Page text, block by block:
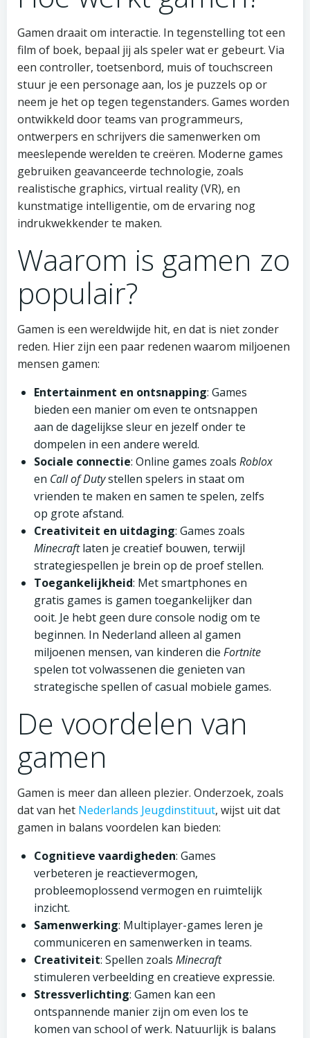
Gamen draait om interactie. In tegenstelling tot een
film of boek, bepaal jij als speler wat er gebeurt. Via
een controller, toetsenbord, muis of touchscreen
stuur je een personage aan, los je puzzels op or
neem je het op tegen tegenstanders. Games worden
ontwikkeld door teams van programmeurs,
ontwerpers en schrijvers die samenwerken om
meeslepende werelden te creëren. Moderne games
gebruiken geavanceerde technologie, zoals
realistische graphics, virtual reality (VR), en
kunstmatige intelligentie, om de ervaring nog
indrukwekkender te maken.
Waarom is gamen zo
populair?
Gamen is een wereldwijde hit, en dat is niet zonder
reden. Hier zijn een paar redenen waarom miljoenen
mensen gamen:
Entertainment en ontsnapping: Games
bieden een manier om even te ontsnappen
aan de dagelijkse sleur en jezelf onder te
dompelen in een andere wereld.
Sociale connectie: Online games zoals Roblox
en Call of Dutystellen spelers in staat om
vrienden te maken en samen te spelen, zelfs
op grote afstand.
Creativiteit en uitdaging: Games zoals
Minecraftlaten je creatief bouwen, terwijl
strategiespellen je brein op de proef stellen.
Toegankelijkheid: Met smartphones en
gratis games is gamen toegankelijker dan
ooit. Je hebt geen dure console nodig om te
beginnen. In Nederland alleen al gamen
miljoenen mensen, van kinderen die Fortnite
spelen tot volwassenen die genieten van
strategische spellen of casual mobiele games.
De voordelen van
gamen
Gamen is meer dan alleen plezier. Onderzoek, zoals
dat van het Nederlands Jeugdinstituut, wijst uit dat
gamen in balans voordelen kan bieden:
Cognitieve vaardigheden: Games
verbeteren je reactievermogen,
probleemoplossend vermogen en ruimtelijk
inzicht.
Samenwerking: Multiplayer-games leren je
communiceren en samenwerken in teams.
Creativiteit: Spellen zoals Minecraft
stimuleren verbeelding en creatieve expressie.
Stressverlichting: Gamen kan een
ontspannende manier zijn om even los te
komen van school of werk. Natuurlijk is balans